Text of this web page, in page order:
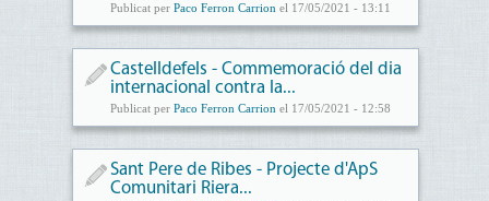
Publicat per Paco Ferron Carrion el 17/05/2021 - 13:11
Castelldefels - Commemoració del dia
internacional contra la...
Publicat per Paco Ferron Carrion el 17/05/2021 - 12:58
Sant Pere de Ribes - Projecte d'ApS
Comunitari Riera...